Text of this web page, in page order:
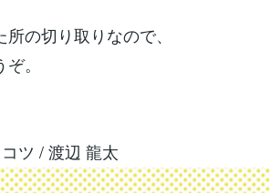
の切り取りなので、
。
ツ / 渡辺 龍太